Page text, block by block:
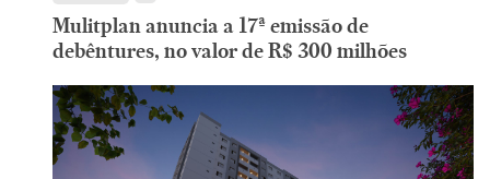
Mulitplan anuncia a 17ª emissão de
debêntures, no valor de R$ 300 milhões